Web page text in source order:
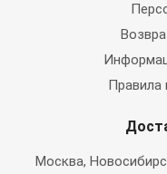
Правила
Москва,